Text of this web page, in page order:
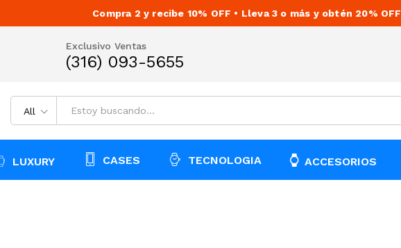
Compra 2 y recibe 10% OFF • Lleva 3 o más y obtén 20% OFF
Exclusivo Ventas
(316) 093-5655
All
LUXURY CASES TECNOLOGIA ACCESORIOS